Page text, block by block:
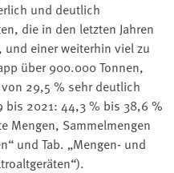
und deutlich
die in den letzten Jahren
und einer weiterhin viel zu
über 900.000 Tonnen,
29,5 % sehr deutlich
bis 2021: 44,3 % bis 38,6 %
Mengen, Sammelmengen
und Tab. „Mengen- und